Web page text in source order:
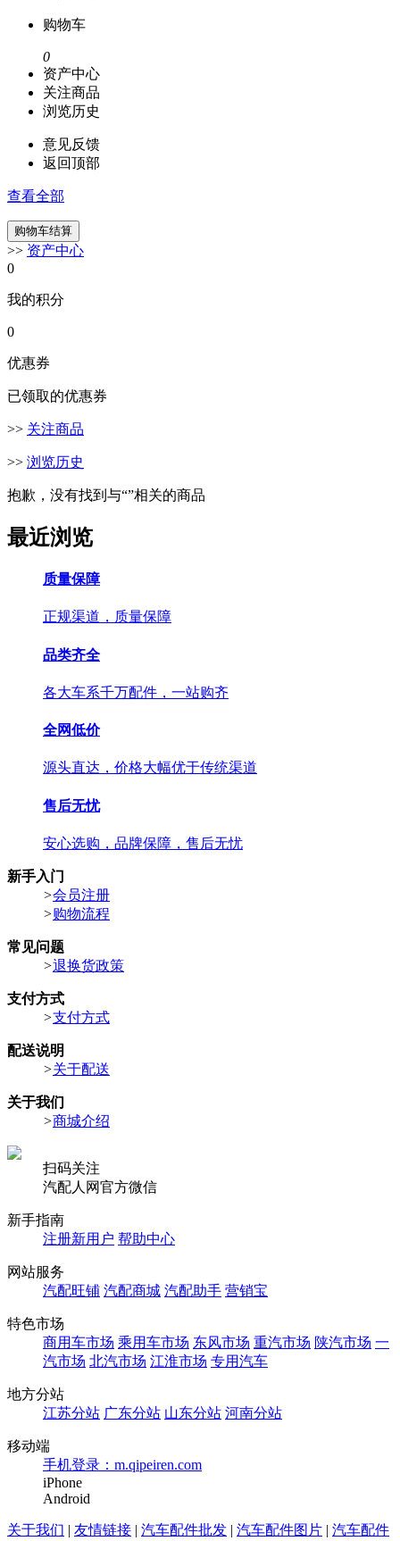
购物车
0
资产中心
关注商品
浏览历史
意见反馈
返回顶部
查看全部
>> 资产中心
0
我的积分
0
优惠券
已领取的优惠券
>> 关注商品
>> 浏览历史
抱歉，没有找到与“”相关的商品
最近浏览
质量保障
正规渠道，质量保障
品类齐全
各大车系千万配件，一站购齐
全网低价
源头直达，价格大幅优于传统渠道
售后无忧
安心选购，品牌保障，售后无忧
新手入门
>会员注册
>购物流程
常见问题
>退换货政策
支付方式
>支付方式
配送说明
>关于配送
关于我们
>商城介绍
扫码关注
汽配人网官方微信
新手指南
注册新用户 帮助中心
网站服务
汽配旺铺 汽配商城 汽配助手 营销宝
特色市场
商用车市场 乘用车市场 东风市场 重汽市场 陕汽市场 一
汽市场 北汽市场 江淮市场 专用汽车
地方分站
江苏分站 广东分站 山东分站 河南分站
移动端
手机登录：m.qipeiren.com
iPhone
Android
关于我们 | 友情链接 | 汽车配件批发 | 汽车配件图片 | 汽车配件